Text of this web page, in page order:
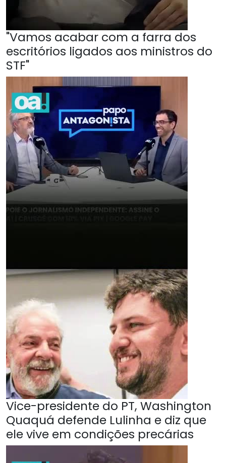
"Vamos acabar com a farra dos
escritórios ligados aos ministros do
STF"
Vice-presidente do PT, Washington
Quaquá defende Lulinha e diz que
ele vive em condições precárias